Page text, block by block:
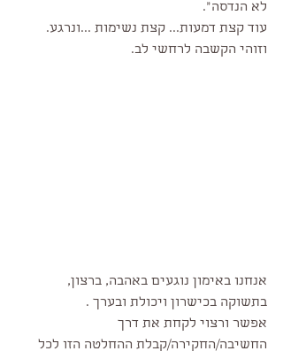
לא הנדסה".
עוד קצת דמעות... קצת נשימות ...ונרגע.
וזוהי הקשבה לרחשי לב.
אנחנו באימון נוגעים באהבה, ברצון,
בתשוקה בכישרון ויכולת ובערך .
אפשר ורצוי לקחת את דרך
החשיבה/החקירה/קבלת ההחלטה הזו לכל